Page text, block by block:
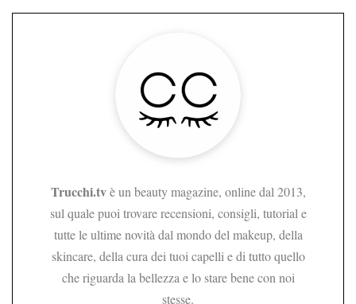
Trucchi.tvè un beauty magazine, online dal 2013,
sul quale puoi trovare recensioni, consigli, tutorial e
tutte le ultime novità dal mondo del makeup, della
skincare, della cura dei tuoi capelli e di tutto quello
che riguarda la bellezza e lo stare bene con noi
stesse.